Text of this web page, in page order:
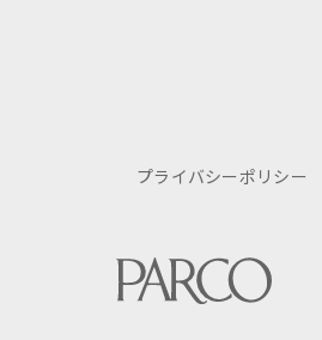
プライバシーポリシー